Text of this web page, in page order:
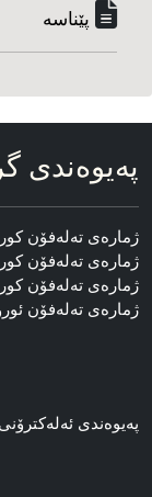
پێناسه‌
په‌یوه‌ندی
ژماره‌ی ته‌له‌فۆن کوردستان :
ژماره‌ی ته‌له‌فۆن کوردستان :
ژماره‌ی ته‌له‌فۆن کوردستان :
ژماره‌ی ته‌له‌فۆن ئوروپا :
په‌یوه‌ندی